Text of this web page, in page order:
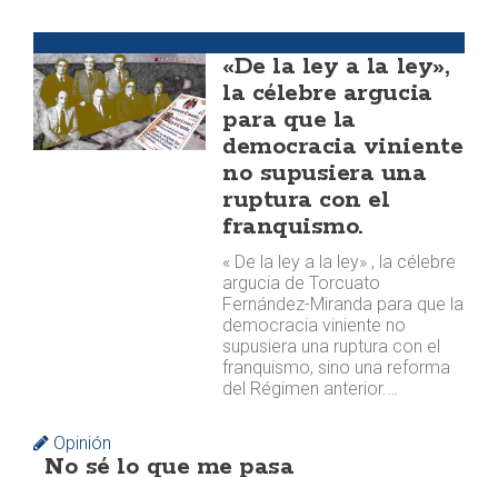
«De la ley a la ley»,
la célebre argucia
para que la
democracia viniente
no supusiera una
ruptura con el
franquismo.
« De la ley a la ley» , la célebre
argucia de Torcuato
Fernández-Miranda para que la
democracia viniente no
supusiera una ruptura con el
franquismo, sino una reforma
del Régimen anterior.…
Opinión
No sé lo que me pasa